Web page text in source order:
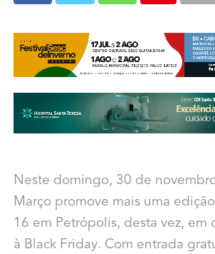
Neste domingo, 30 de
Março promove mais uma
16 em Petrópolis, desta vez, em
à Black Friday. Com entrada